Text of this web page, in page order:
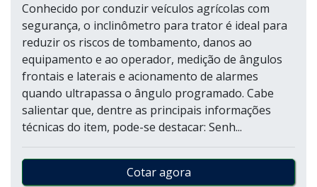
Conhecido por conduzir veículos agrícolas com
segurança, o inclinômetro para trator é ideal para
reduzir os riscos de tombamento, danos ao
equipamento e ao operador, medição de ângulos
frontais e laterais e acionamento de alarmes
quando ultrapassa o ângulo programado. Cabe
salientar que, dentre as principais informações
técnicas do item, pode-se destacar: Senh...
Cotar agora